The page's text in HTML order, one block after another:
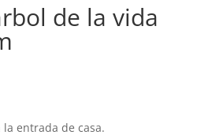
de la vida
entrada de casa.